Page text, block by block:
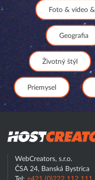
Foto & video
Geografia
Životný štýl
Priemysel
WebCreators, s.r.o.
ČSA 24, Banská Bystrica